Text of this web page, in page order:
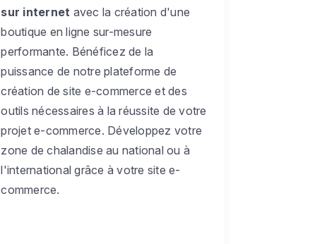
sur internet avec la création d'une
boutique en ligne sur-mesure
performante. Bénéficez de la
puissance de notre plateforme de
création de site e-commerce et des
outils nécessaires à la réussite de votre
projet e-commerce. Développez votre
zone de chalandise au national ou à
l'international grâce à votre site e-
commerce.